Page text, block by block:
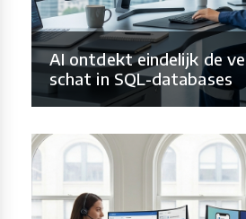
AI ontdekt eindelijk de
schat in SQL-databases